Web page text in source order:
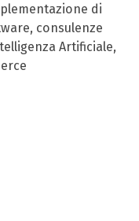
di
consulenze
Artificiale,